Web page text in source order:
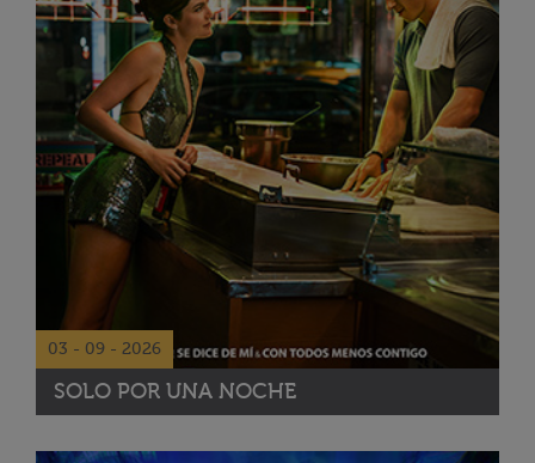
SOLO POR UNA NOCHE
03 - 09 - 2026